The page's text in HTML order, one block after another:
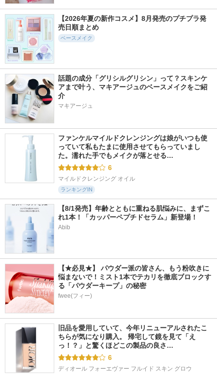
6.2
213件
オブジェ ナチュラ
ルカバーファンデー
ション
OBgE
5.7
5843件
タンイドル ウルト
ラ ウェア リキッド
N
5.3
1498件
ダーマシンコンシー
5.9
75件
アドバンスドリペ
ア ＡＩトーンアッ
プ ベージュ
PHYSIOGEL(フィジ
ン
LUNA
d'Alba(ダルバ)
【2026年夏の新作コスメ】8月発売のプチプラ発
売日順まとめ
ベースメイク
話題の成分「グリシルグリシン」って？スキンケ
アまで叶う、マキアージュのベースメイクをご紹
介
マキアージュ
ファンケルマイルドクレンジングは娘がいつも使
っていて私もたまに使用させてもらっていまし
た。濡れた手でもメイクが落とせる…
6
マイルドクレンジング オイル
ランキングIN
【8/1発売】年齢とともに重ねる肌悩みに、まずこ
れ1本！「カッパーペプチドセラム」新登場！
Abib
【★必見★】 パウダー派の皆さん、もう粉吹きに
悩まないで！ミスト1本でテカリを徹底ブロックす
る「パウダーキープ」の秘密
fwee(フィー)
旧品を愛用していて、今年リニューアルされたこ
ちらが気になり購入。 帰宅して鏡を見て「え
っ！？」と驚くほどこの製品の良さ…
6
ディオール フォーエヴァー フルイド スキン グロウ